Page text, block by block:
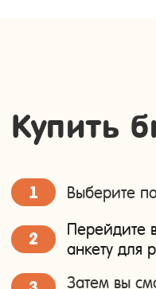
+7
Заполнить
Бронь действует 48